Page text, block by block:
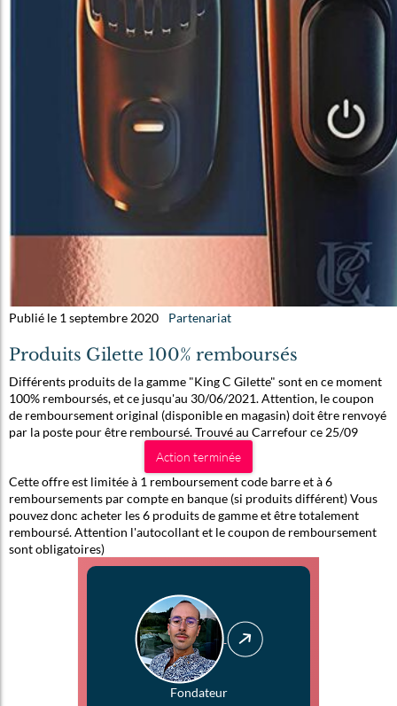
Publié le 1 septembre 2020 Partenariat
Produits Gilette 100% remboursés
Différents produits de la gamme "King C Gilette" sont en ce moment
100% remboursés, et ce jusqu'au 30/06/2021. Attention, le coupon
de remboursement original (disponible en magasin) doit être renvoyé
par la poste pour être remboursé. Trouvé au Carrefour ce 25/09
Action terminée
Cette offre est limitée à 1 remboursement code barre et à 6
remboursements par compte en banque (si produits différent) Vous
pouvez donc acheter les 6 produits de gamme et être totalement
remboursé. Attention l'autocollant et le coupon de remboursement
sont obligatoires)
Fondateur